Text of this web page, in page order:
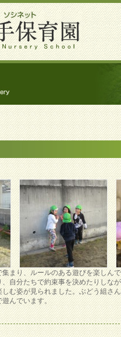
まり、ルールのある遊びを楽しん
、自分たちで約束事を決めたりしな
む姿が見られました。ぶどう組さ
んでいます。